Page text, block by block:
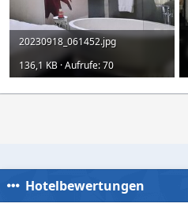
20230918_061452.jpg
136,1 KB · Aufrufe: 70
Hotelbewertungen